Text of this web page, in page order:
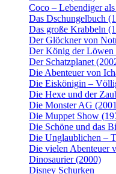
Coco – Lebendiger
Das Dschungelbuch
Das große Krabbeln
Der Glöckner von
Der König der Löwen
Der Schatzplanet
Die Abenteuer von
Die Eiskönigin –
Die Hexe und der
Die Monster AG
Die Muppet Show
Die Schöne und das
Die Unglaublichen –
Die vielen Abenteuer
Dinosaurier (2000)
Disney Schurken